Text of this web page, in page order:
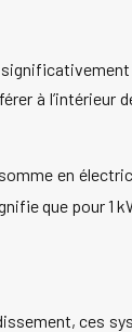
à
en
que pour 1
ces